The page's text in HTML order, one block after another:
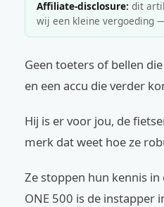
Affiliate-disclosure: dit
wij een kleine vergoeding
Geen toeters of bellen
en een accu die verder
Hij is er voor jou, de
merk dat weet hoe ze
Ze stoppen hun kennis
ONE 500 is de instapper